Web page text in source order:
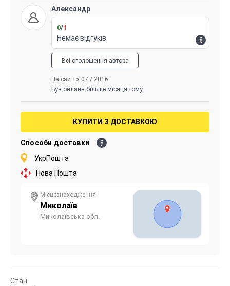
Александр
0/1
Немає відгуків
Всі оголошення автора
На сайті з 07 / 2016
Був онлайн більше місяця тому
КУПИТИ З ДОСТАВКОЮ
Способи доставки
УкрПошта
Нова Пошта
Місцезнаходження
Миколаїв
Миколаївська обл.
Стан